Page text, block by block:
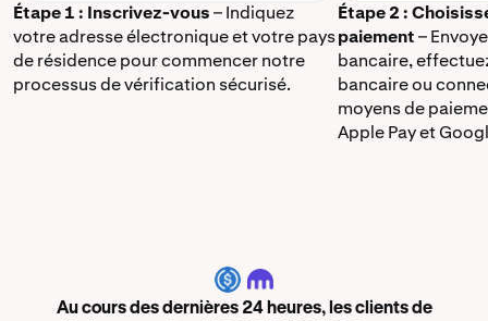
Étape 1 : Inscrivez-vous– Indiquez
votre adresse électronique et votre pays
de résidence pour commencer notre
processus de vérification sécurisé.
Étape 2 :
paiement–
bancaire,
bancaire ou
moyens de
Apple Pay et
USDC
Au cours des dernières 24 heures, les clients de